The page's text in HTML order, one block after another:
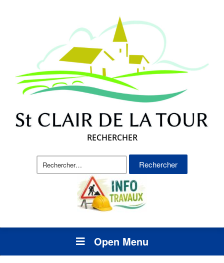
RECHERCHER
Rechercher :
Open Menu